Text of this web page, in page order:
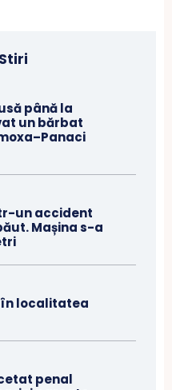
până la
un bărbat
un accident
Mașina s-a
localitatea
penal